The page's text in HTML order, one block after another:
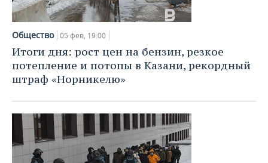
Общество 05 фев, 19:00
Итоги дня: рост цен на бензин, резкое
потепление и потопы в Казани, рекордный
штраф «Норникелю»